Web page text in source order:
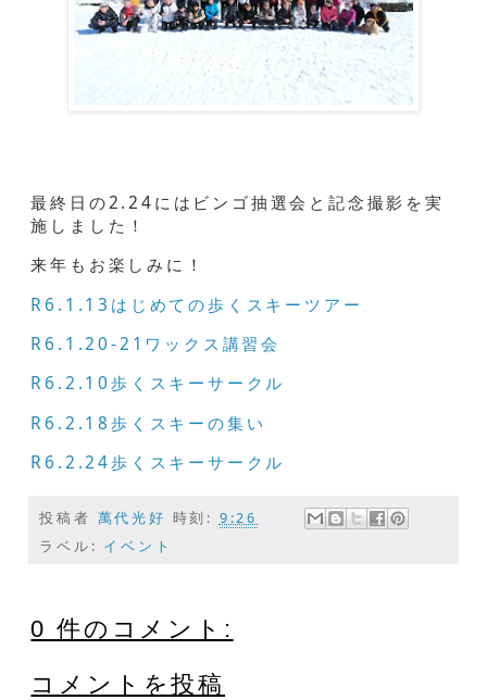
最終日の2.24にはビンゴ抽選会と記念撮影を実
施しました！
来年もお楽しみに！
R6.1.13はじめての歩くスキーツアー
R6.1.20-21ワックス講習会
R6.2.10歩くスキーサークル
R6.2.18歩くスキーの集い
R6.2.24歩くスキーサークル
投稿者 萬代光好 時刻: 9:26
ラベル: イベント
0 件のコメント:
コメントを投稿